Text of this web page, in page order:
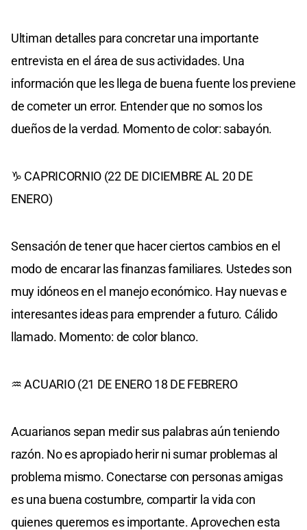
Ultiman detalles para concretar una importante
entrevista en el área de sus actividades. Una
información que les llega de buena fuente los previene
de cometer un error. Entender que no somos los
dueños de la verdad. Momento de color: sabayón.
♑ CAPRICORNIO (22 DE DICIEMBRE AL 20 DE
ENERO)
Sensación de tener que hacer ciertos cambios en el
modo de encarar las finanzas familiares. Ustedes son
muy idóneos en el manejo económico. Hay nuevas e
interesantes ideas para emprender a futuro. Cálido
llamado. Momento: de color blanco.
♒ ACUARIO (21 DE ENERO 18 DE FEBRERO
Acuarianos sepan medir sus palabras aún teniendo
razón. No es apropiado herir ni sumar problemas al
problema mismo. Conectarse con personas amigas
es una buena costumbre, compartir la vida con
quienes queremos es importante. Aprovechen esta